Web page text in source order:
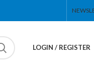
LOGIN / REGISTER